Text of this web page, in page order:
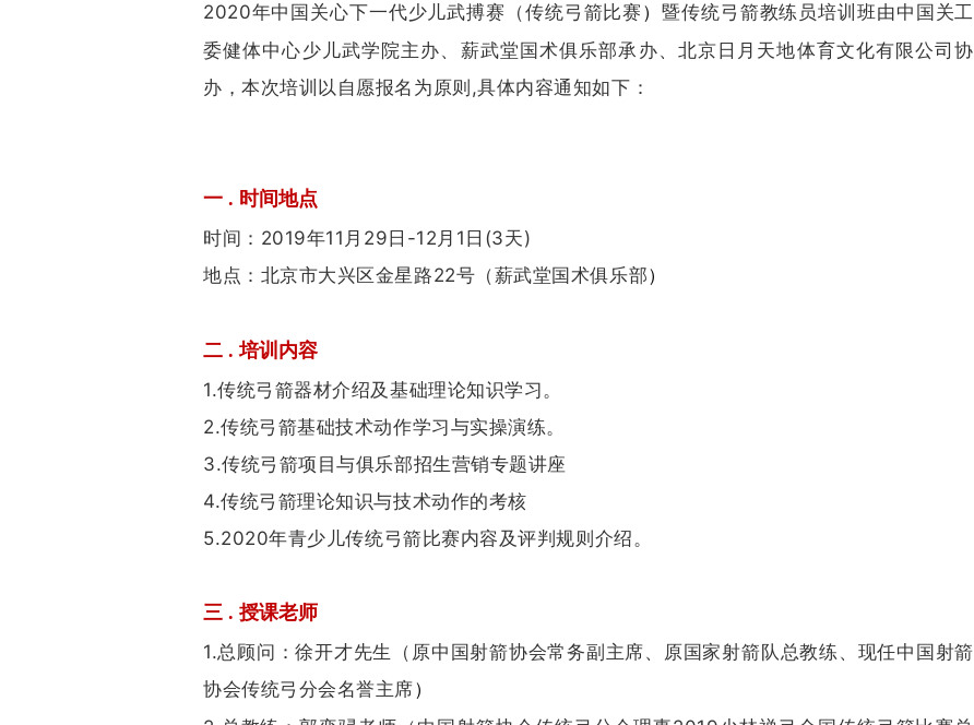
2020年中国关心下一代少儿武搏赛（传统弓箭比赛 ）暨传统弓箭教练员培训班由中国关工
委健体中心少儿武学院主办、薪武堂国术俱乐部承办、北京日月天地体育文化有限公司协
办，本次培训以自愿报名为原则,具体内容通知如下：
一 . 时间地点
时间：2019年11月29日-12月1日(3天)
地点：北京市大兴区金星路22号（薪武堂国术俱乐部）
二 . 培训内容
1.传统弓箭器材介绍及基础理论知识学习。
2.传统弓箭基础技术动作学习与实操演练。
3.传统弓箭项目与俱乐部招生营销专题讲座
4.传统弓箭理论知识与技术动作的考核
5.2020年青少儿传统弓箭比赛内容及评判规则介绍。
三 . 授课老师
1.总顾问：徐开才先生（原中国射箭协会常务副主席、原国家射箭队总教练、现任中国射箭
协会传统弓分会名誉主席）